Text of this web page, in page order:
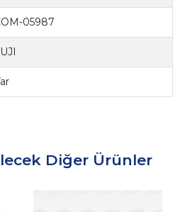
05987
Diğer Ürünler